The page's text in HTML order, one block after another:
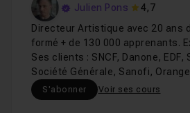
Julien Pons
4,7
Directeur Artistique avec 20 ans
formé + de 130 000 apprenants.
Ses clients : SNCF, Danone,
Société Générale, Sanofi,
S'abonner Voir ses cours